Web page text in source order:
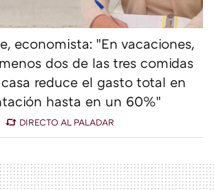
economista: "En vacaciones,
dos de las tres comidas
reduce el gasto total en
hasta en un 60%"
DIRECTO AL PALADAR